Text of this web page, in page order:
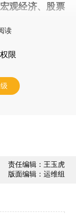
观经济、股票
读
限
责任编辑：王玉虎
版面编辑：运维组